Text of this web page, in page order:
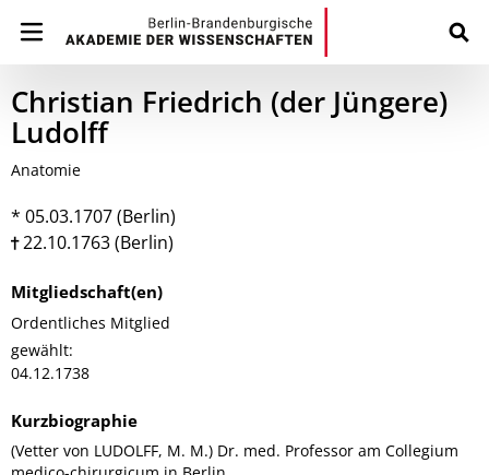
Christian Friedrich (der Jüngere)
Ludolff
Anatomie
* 05.03.1707 (Berlin)
22.10.1763 (Berlin)
Mitgliedschaft(en)
Ordentliches Mitglied
gewählt:
04.12.1738
Kurzbiographie
(Vetter von LUDOLFF, M. M.) Dr. med. Professor am Collegium